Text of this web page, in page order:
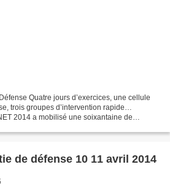
Quatre jours d’exercices, une cellule
trois groupes d’intervention rapide…
2014 a mobilisé une soixantaine de
de défense 10 11 avril 2014